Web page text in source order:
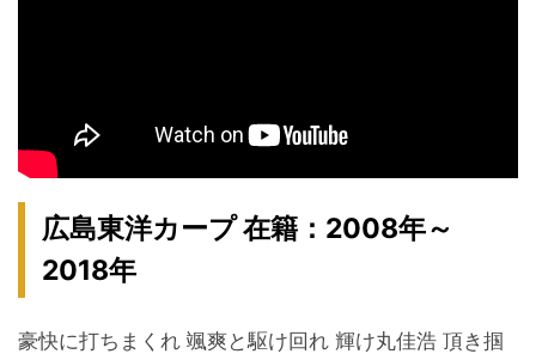
広島東洋カープ 在籍：2008年～
2018年
豪快に打ちまくれ 颯爽と駆け回れ 輝け丸佳浩 頂き掴